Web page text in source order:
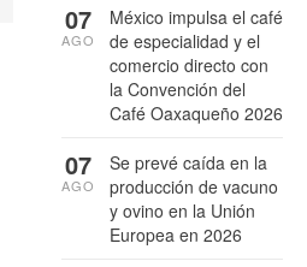
México impulsa el café
de especialidad y el
comercio directo con
la Convención del
Café Oaxaqueño 2026
07
AGO
Se prevé caída en la
producción de vacuno
y ovino en la Unión
Europea en 2026
07
AGO